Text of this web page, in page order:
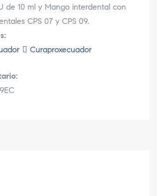
de 10 ml y Mango interdental con
CPS 07 y CPS 09.
Curaproxecuador